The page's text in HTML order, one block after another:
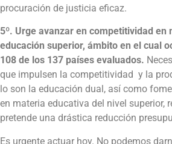
procuración de justicia eficaz.
5º. Urge avanzar en competitividad en
educación superior, ámbito en el cual
108 de los 137 países evaluados.
que impulsen la competitividad y la
lo son la educación dual, así como
en materia educativa del nivel superior,
pretende una drástica reducción
Es urgente actuar hoy. No podemos